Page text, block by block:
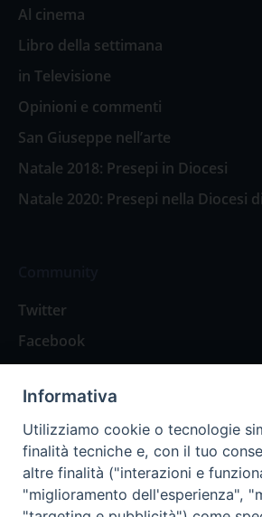
Al cinema
Libro della settimana
in Televisione
Opinioni e commenti
San Giuseppe nell’arte
Natale 2018: Presepi in Diocesi
Natale 2020: Presepi nella Diocesi
Twitter
Facebook
Contattaci
Spazio Lettori
Eventi
Informativa
Utilizziamo cookie o tecnologie
finalità tecniche e, con il tuo
altre finalità ("interazioni e
"miglioramento dell'esperienza",